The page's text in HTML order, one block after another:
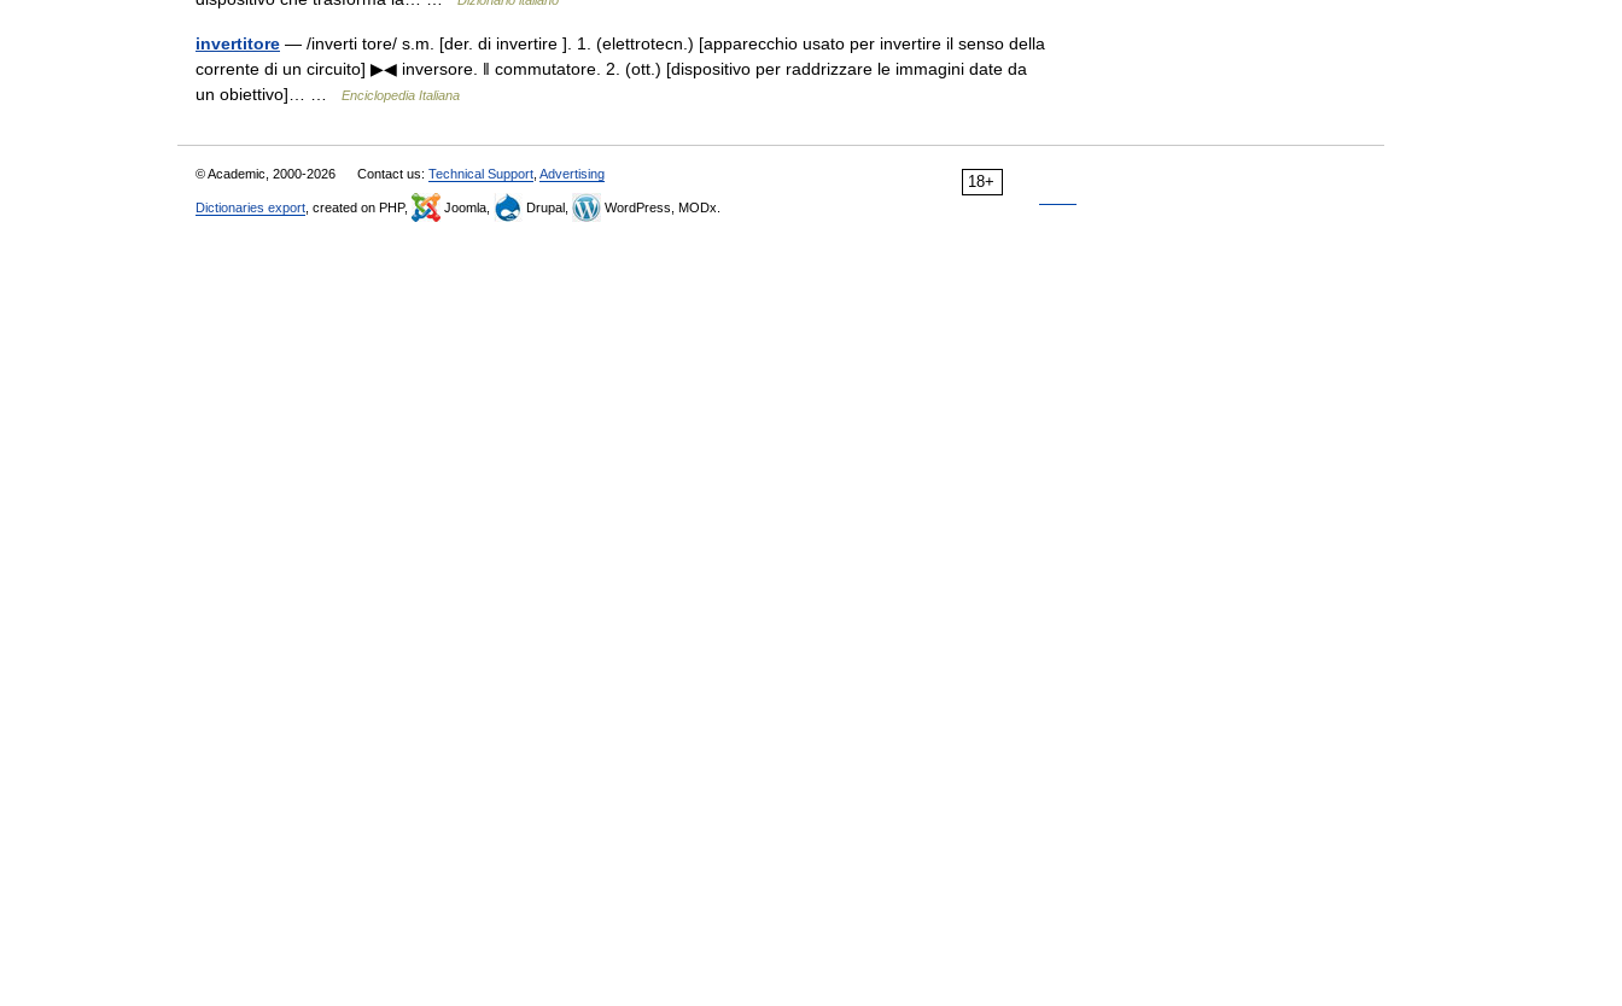
invertitore — /inverti tore/ s.m. [der. di invertire ]. 1. (elettrotecn.) [apparecchio usato per invertire il senso della
corrente di un circuito] ▶◀ inversore. ‖ commutatore. 2. (ott.) [dispositivo per raddrizzare le immagini date da
un obiettivo]… …
Enciclopedia Italiana
18+
© Academic, 2000-2026 Contact us: Technical Support Advertising
Dictionaries export , created on PHP, Joomla, Drupal, WordPress, MODx.